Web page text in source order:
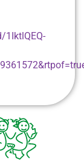
1IktlQEQ-